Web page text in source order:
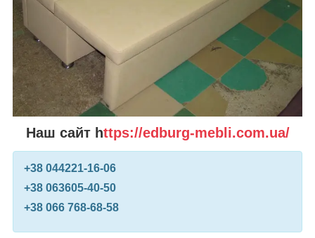
Наш сайт https://edburg-mebli.com.ua/
+38 044221-16-06
+38 063605-40-50
+38 066 768-68-58